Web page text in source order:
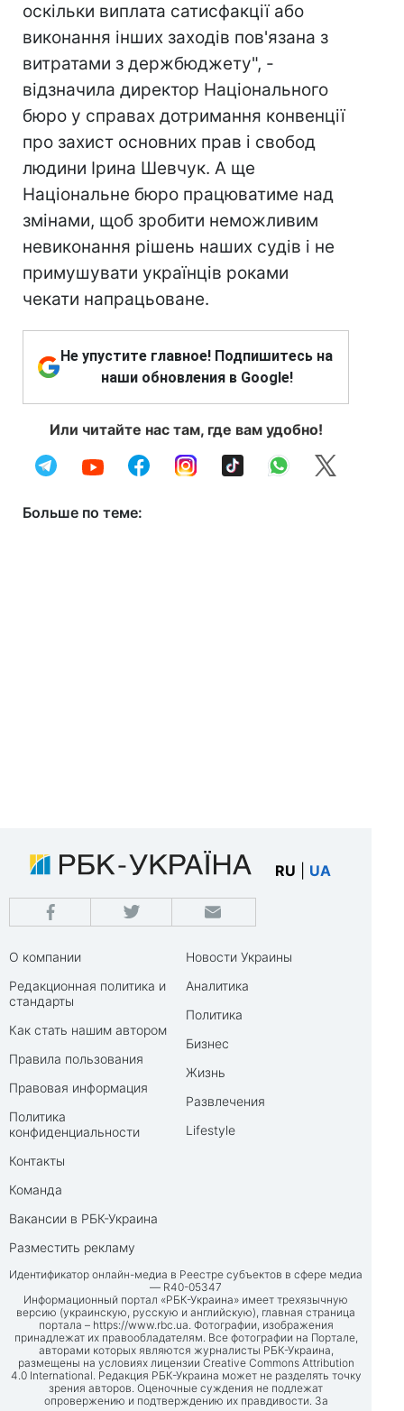
оскільки виплата сатисфакції або
виконання інших заходів пов'язана з
витратами з держбюджету", -
відзначила директор Національного
бюро у справах дотримання конвенції
про захист основних прав і свобод
людини Ірина Шевчук. А ще
Національне бюро працюватиме над
змінами, щоб зробити неможливим
невиконання рішень наших судів і не
примушувати українців роками
чекати напрацьоване.
Не упустите главное! Подпишитесь на
наши обновления в Google!
Или читайте нас там, где вам удобно!
Больше по теме:
RU UA
О компании
Редакционная политика и
стандарты
Как стать нашим автором
Правила пользования
Правовая информация
Политика
конфиденциальности
Контакты
Команда
Вакансии в РБК-Украина
Разместить рекламу
Новости Украины
Аналитика
Политика
Бизнес
Жизнь
Развлечения
Lifestyle
Идентификатор онлайн-медиа в Реестре субъектов в сфере медиа
— R40-05347
Информационный портал «РБК-Украина» имеет трехязычную
версию (украинскую, русскую и английскую), главная страница
портала – https://www.rbc.ua. Фотографии, изображения
принадлежат их правообладателям. Все фотографии на Портале,
авторами которых являются журналисты РБК-Украина,
размещены на условиях лицензии Creative Commons Attribution
4.0 International. Редакция РБК-Украина может не разделять точку
зрения авторов. Оценочные суждения не подлежат
опровержению и подтверждению их правдивости. За